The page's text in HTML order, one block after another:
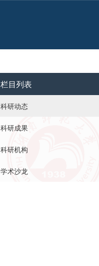
栏目列表
科研动态
科研成果
科研机构
学术沙龙